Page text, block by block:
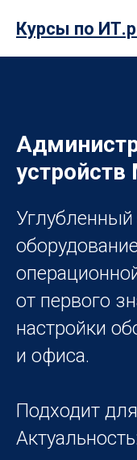
Курсы по
Углубленный
от первого
настройки
и офиса.
Подходит